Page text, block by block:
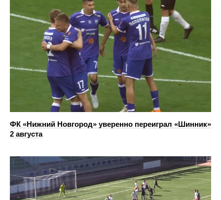
ФК «Нижний Новгород» уверенно переиграл «Шинник»
2 августа